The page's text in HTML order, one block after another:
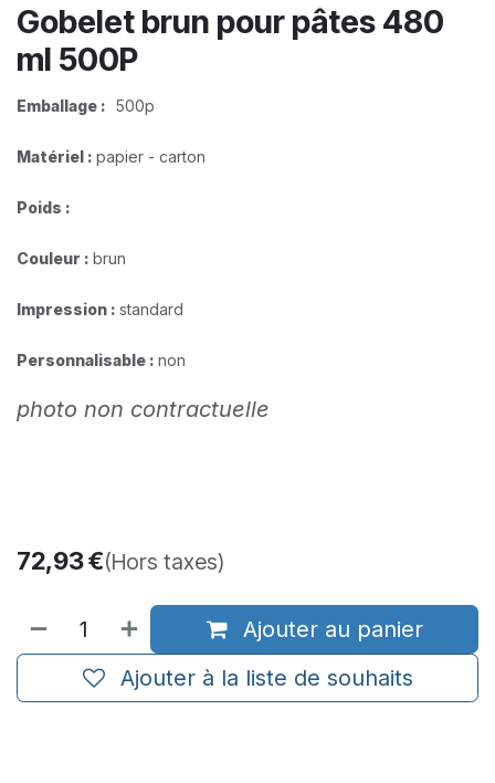
Gobelet brun pour pâtes 480
ml 500P
Emballage : ​500p
Matériel : papier - carton
Poids :
Couleur : brun
Impression : standard​
Personnalisable : non
photo non contractuelle
72,93€(Hors taxes)
Ajouter au panier
Ajouter à la liste de souhaits